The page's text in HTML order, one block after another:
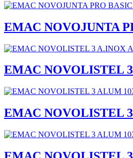
EMAC NOVOJUNTA
EMAC NOVOLISTEL
EMAC NOVOLISTEL